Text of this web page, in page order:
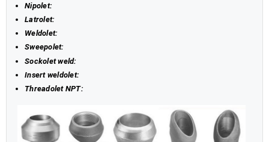
Nipolet:
Latrolet:
Weldolet:
Sweepolet:
Sockolet weld:
Insert weldolet:
Threadolet NPT: